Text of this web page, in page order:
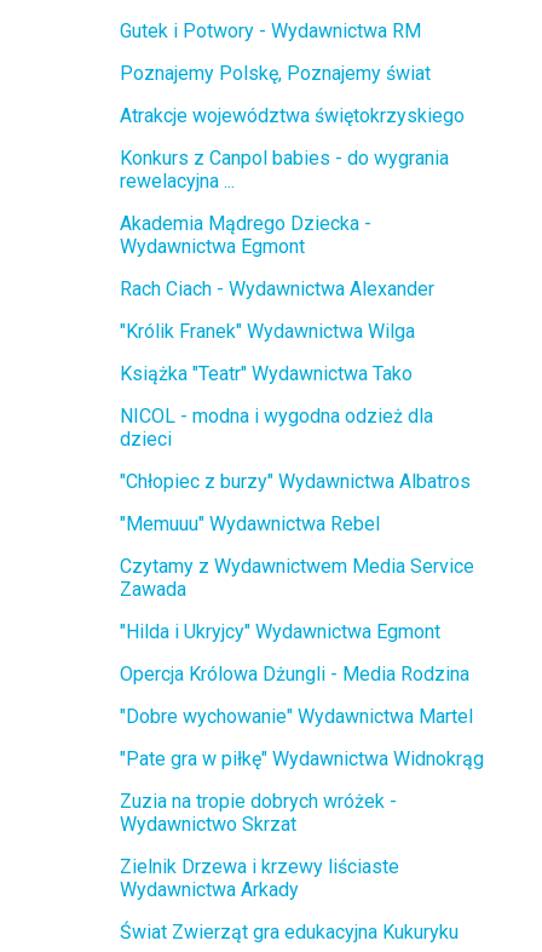
Gutek i Potwory - Wydawnictwa RM
Poznajemy Polskę, Poznajemy świat
Atrakcje województwa świętokrzyskiego
Konkurs z Canpol babies - do wygrania
rewelacyjna ...
Akademia Mądrego Dziecka -
Wydawnictwa Egmont
Rach Ciach - Wydawnictwa Alexander
"Królik Franek" Wydawnictwa Wilga
Książka "Teatr" Wydawnictwa Tako
NICOL - modna i wygodna odzież dla
dzieci
"Chłopiec z burzy" Wydawnictwa Albatros
"Memuuu" Wydawnictwa Rebel
Czytamy z Wydawnictwem Media Service
Zawada
"Hilda i Ukryjcy" Wydawnictwa Egmont
Opercja Królowa Dżungli - Media Rodzina
"Dobre wychowanie" Wydawnictwa Martel
"Pate gra w piłkę" Wydawnictwa Widnokrąg
Zuzia na tropie dobrych wróżek -
Wydawnictwo Skrzat
Zielnik Drzewa i krzewy liściaste
Wydawnictwa Arkady
Świat Zwierząt gra edukacyjna Kukuryku